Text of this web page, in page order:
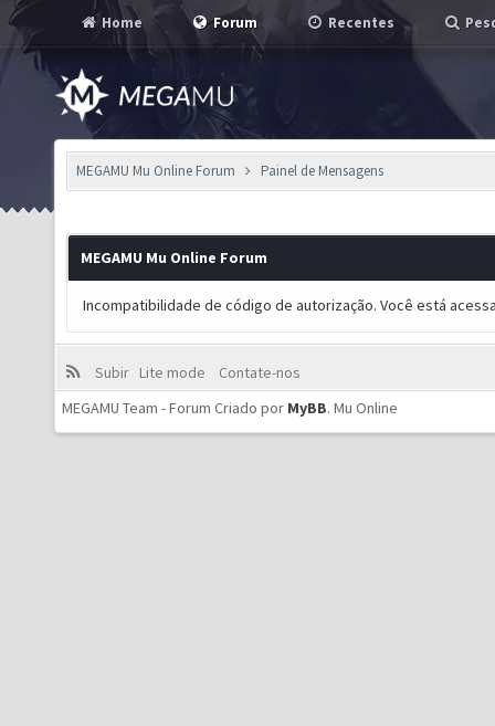
Home Forum Recentes
MEGAMU Mu Online Forum Painel de Mensagens
MEGAMU Mu Online Forum
Incompatibilidade de código de autorização. Você está
Subir Lite mode
Contate-nos
MEGAMU Team - Forum Criado por MyBB. Mu Online